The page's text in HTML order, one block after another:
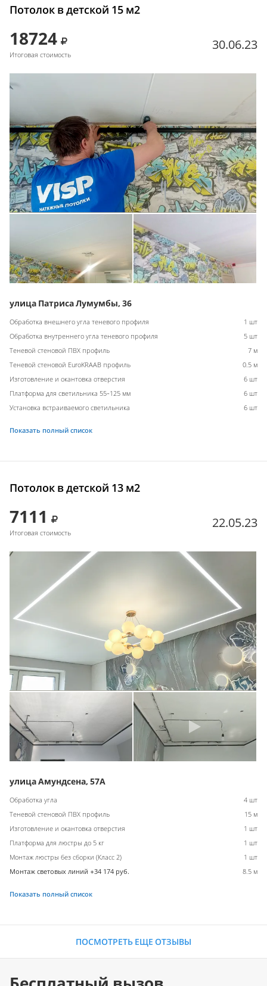
Потолок в детской 15 м2
18724
Итоговая стоимость
30.06.23
улица Патриса Лумумбы, 36
Обработка внешнего угла теневого профиля
1 шт
Обработка внутреннего угла теневого профиля
5 шт
Теневой стеновой ПВХ профиль
7 м
Теневой стеновой EuroKRAAB профиль
0.5 м
Изготовление и окантовка отверстия
6 шт
Платформа для светильника 55-125 мм
6 шт
Установка встраиваемого светильника
6 шт
Показать полный список
Потолок в детской 13 м2
7111
Итоговая стоимость
22.05.23
улица Амундсена, 57А
Обработка угла
4 шт
Теневой стеновой ПВХ профиль
15 м
Изготовление и окантовка отверстия
1 шт
Платформа для люстры до 5 кг
1 шт
Монтаж люстры без сборки (Класс 2)
1 шт
Монтаж световых линий +34 174 руб.
8.5 м
Показать полный список
ПОСМОТРЕТЬ ЕЩЕ ОТЗЫВЫ